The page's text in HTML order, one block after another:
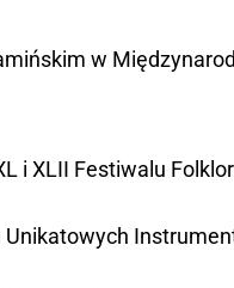
w
i XLII Festiwalu